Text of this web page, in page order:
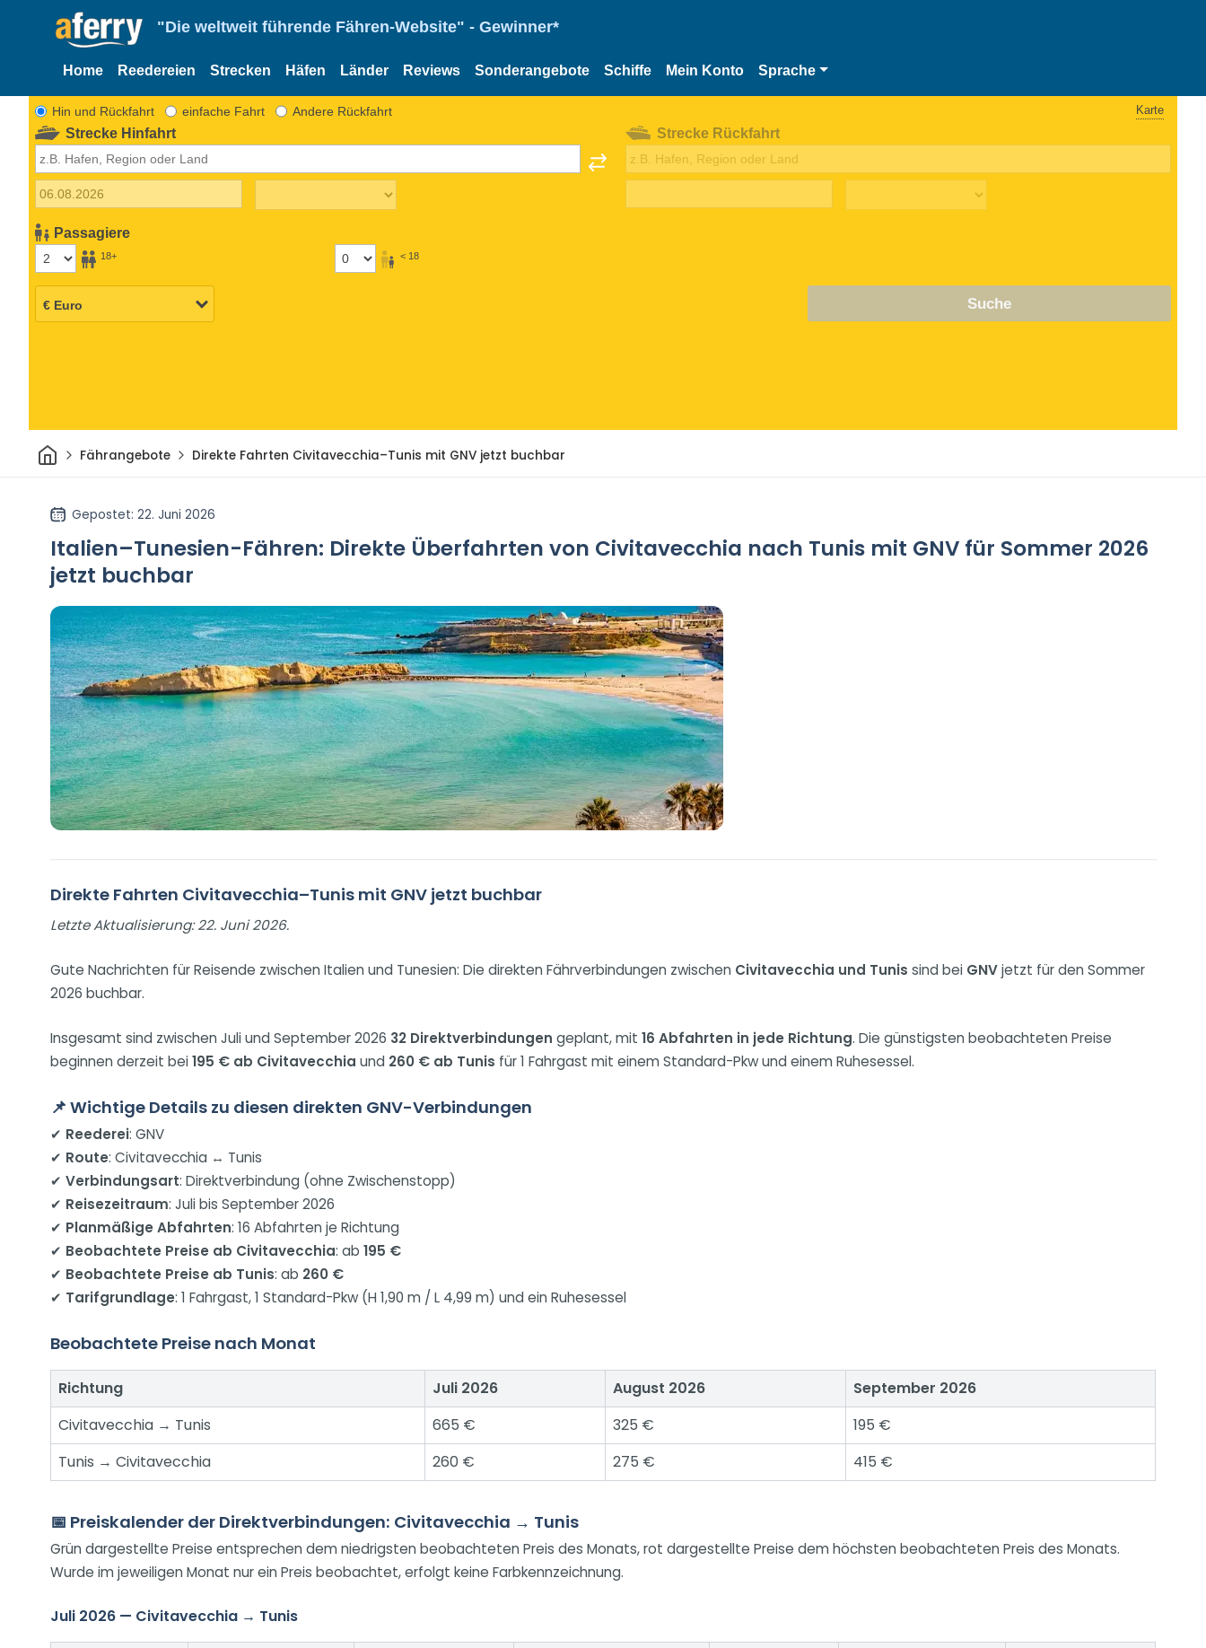
"Die weltweit führende Fähren-Website" - Gewinner*
Home Reedereien Strecken Häfen Länder Reviews Sonderangebote Schiffe Mein Konto Sprache
Hin und Rückfahrt einfache Fahrt Andere Rückfahrt Karte
Strecke Hinfahrt
Passagiere
18+ < 18
Strecke Rückfahrt
Suche
HeimFährangebote Direkte Fahrten Civitavecchia–Tunis mit GNV jetzt buchbar
Gepostet: 22. Juni 2026
Italien–Tunesien-Fähren: Direkte Überfahrten von Civitavecchia nach Tunis mit GNV für Sommer 2026
jetzt buchbar
Direkte Fahrten Civitavecchia–Tunis mit GNV jetzt buchbar
Letzte Aktualisierung: 22. Juni 2026.
Gute Nachrichten für Reisende zwischen Italien und Tunesien: Die direkten Fährverbindungen zwischen Civitavecchia und Tunis sind bei GNVjetzt für den Sommer
2026 buchbar.
Insgesamt sind zwischen Juli und September 2026 32 Direktverbindungen geplant, mit 16 Abfahrten in jede Richtung. Die günstigsten beobachteten Preise
beginnen derzeit bei 195 € ab Civitavecchia und 260 € ab Tunis für 1 Fahrgast mit einem Standard-Pkw und einem Ruhesessel.
📌 Wichtige Details zu diesen direkten GNV-Verbindungen
✔ Reederei: GNV
✔ Route: Civitavecchia ↔ Tunis
✔ Verbindungsart: Direktverbindung (ohne Zwischenstopp)
✔ Reisezeitraum: Juli bis September 2026
✔ Planmäßige Abfahrten: 16 Abfahrten je Richtung
✔ Beobachtete Preise ab Civitavecchia: ab 195 €
✔ Beobachtete Preise ab Tunis: ab 260 €
✔ Tarifgrundlage: 1 Fahrgast, 1 Standard-Pkw (H 1,90 m / L 4,99 m) und ein Ruhesessel
Beobachtete Preise nach Monat
Richtung Juli 2026 August 2026
September 2026
Civitavecchia → Tunis
665 € 325 €
195 €
Tunis → Civitavecchia
260 € 275 € 415 €
📅 Preiskalender der Direktverbindungen: Civitavecchia → Tunis
Grün dargestellte Preise entsprechen dem niedrigsten beobachteten Preis des Monats, rot dargestellte Preise dem höchsten beobachteten Preis des Monats.
Wurde im jeweiligen Monat nur ein Preis beobachtet, erfolgt keine Farbkennzeichnung.
Juli 2026 — Civitavecchia → Tunis